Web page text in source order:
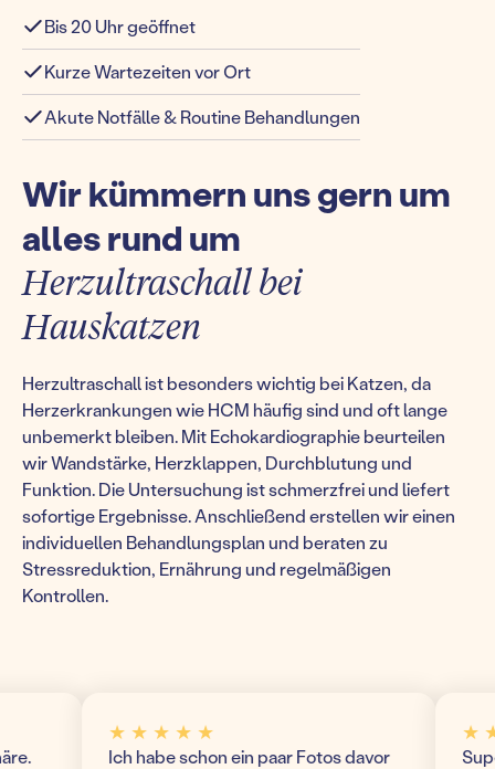
Bis 20 Uhr geöffnet
Kurze Wartezeiten vor Ort
Akute Notfälle & Routine Behandlungen
Wir kümmern uns gern um
alles rund um
Herzultraschall bei
Hauskatzen
Herzultraschall ist besonders wichtig bei Katzen, da
Herzerkrankungen wie HCM häufig sind und oft lange
unbemerkt bleiben. Mit Echokardiographie beurteilen
wir Wandstärke, Herzklappen, Durchblutung und
Funktion. Die Untersuchung ist schmerzfrei und liefert
sofortige Ergebnisse. Anschließend erstellen wir einen
individuellen Behandlungsplan und beraten zu
Stressreduktion, Ernährung und regelmäßigen
Kontrollen.
★ ★ ★ ★ ★
Ich habe schon ein paar Fotos davor
★ ★